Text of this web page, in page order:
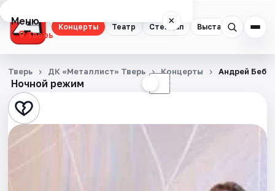
Концерты Театр Стендап Выставки
Меню ×
Тверь
Концерты
Театр
Стендап
Ночной режим ☾
Тверь ДК «Металлист» Тверь Концерты Андрей